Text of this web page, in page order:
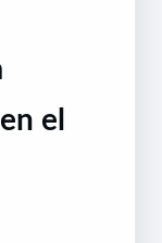
el